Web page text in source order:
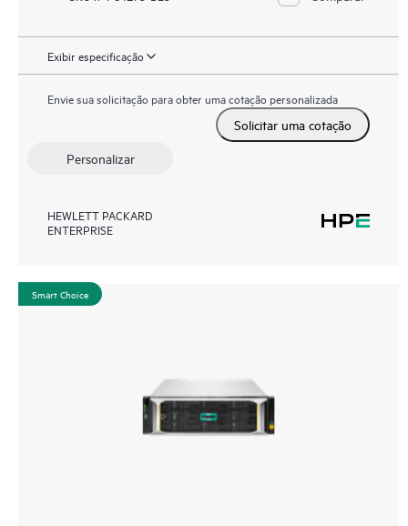
Exibir especificação
Envie sua solicitação para obter uma cotação personalizada
Solicitar uma cotação
Personalizar
HEWLETT PACKARD
ENTERPRISE
Smart Choice